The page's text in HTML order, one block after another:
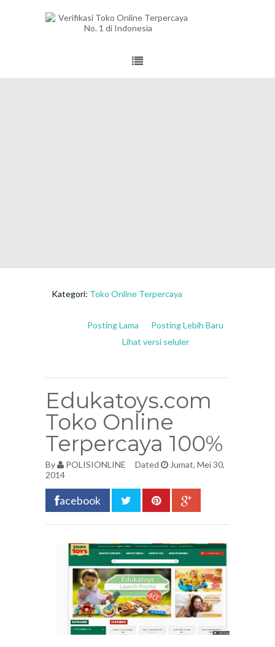
Kategori: Toko Online Terpercaya
Posting Lebih Baru
Posting Lama
Lihat versi seluler
Edukatoys.com
Toko Online
Terpercaya 100%
By POLISIONLINE Dated
Jumat, Mei 30,
2014
acebook